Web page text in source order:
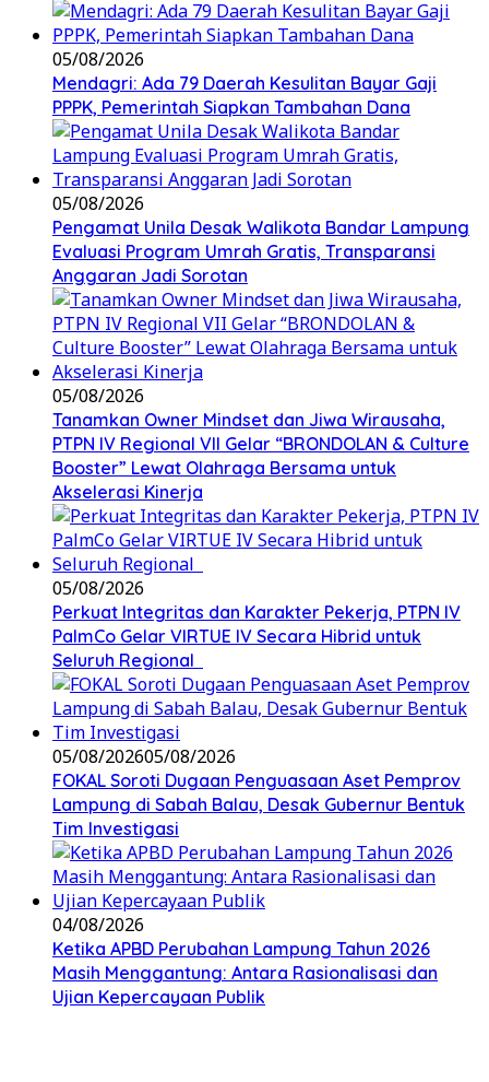
05/08/2026
Mendagri: Ada 79 Daerah Kesulitan Bayar Gaji
PPPK, Pemerintah Siapkan Tambahan Dana
05/08/2026
Pengamat Unila Desak Walikota Bandar Lampung
Evaluasi Program Umrah Gratis, Transparansi
Anggaran Jadi Sorotan
05/08/2026
Tanamkan Owner Mindset dan Jiwa Wirausaha,
PTPN IV Regional VII Gelar “BRONDOLAN & Culture
Booster” Lewat Olahraga Bersama untuk
Akselerasi Kinerja
05/08/2026
Perkuat Integritas dan Karakter Pekerja, PTPN IV
PalmCo Gelar VIRTUE IV Secara Hibrid untuk
Seluruh Regional
05/08/202605/08/2026
FOKAL Soroti Dugaan Penguasaan Aset Pemprov
Lampung di Sabah Balau, Desak Gubernur Bentuk
Tim Investigasi
04/08/2026
Ketika APBD Perubahan Lampung Tahun 2026
Masih Menggantung: Antara Rasionalisasi dan
Ujian Kepercayaan Publik